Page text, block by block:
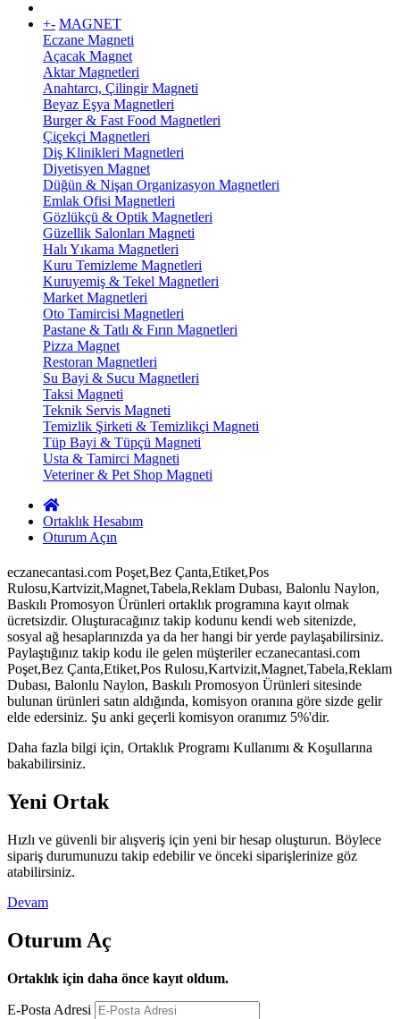
+- MAGNET
Eczane Magneti
Açacak Magnet
Aktar Magnetleri
Anahtarcı, Çilingir Magneti
Beyaz Eşya Magnetleri
Burger & Fast Food Magnetleri
Çiçekçi Magnetleri
Diş Klinikleri Magnetleri
Diyetisyen Magnet
Düğün & Nişan Organizasyon Magnetleri
Emlak Ofisi Magnetleri
Gözlükçü & Optik Magnetleri
Güzellik Salonları Magneti
Halı Yıkama Magnetleri
Kuru Temizleme Magnetleri
Kuruyemiş & Tekel Magnetleri
Market Magnetleri
Oto Tamircisi Magnetleri
Pastane & Tatlı & Fırın Magnetleri
Pizza Magnet
Restoran Magnetleri
Su Bayi & Sucu Magnetleri
Taksi Magneti
Teknik Servis Magneti
Temizlik Şirketi & Temizlikçi Magneti
Tüp Bayi & Tüpçü Magneti
Usta & Tamirci Magneti
Veteriner & Pet Shop Magneti
Ortaklık Hesabım
Oturum Açın
eczanecantasi.com Poşet,Bez Çanta,Etiket,Pos
Rulosu,Kartvizit,Magnet,Tabela,Reklam Dubası, Balonlu Naylon,
Baskılı Promosyon Ürünleri ortaklık programına kayıt olmak
ücretsizdir. Oluşturacağınız takip kodunu kendi web sitenizde,
sosyal ağ hesaplarınızda ya da her hangi bir yerde paylaşabilirsiniz.
Paylaştığınız takip kodu ile gelen müşteriler eczanecantasi.com
Poşet,Bez Çanta,Etiket,Pos Rulosu,Kartvizit,Magnet,Tabela,Reklam
Dubası, Balonlu Naylon, Baskılı Promosyon Ürünleri sitesinde
bulunan ürünleri satın aldığında, komisyon oranına göre sizde gelir
elde edersiniz. Şu anki geçerli komisyon oranımız 5%'dir.
Daha fazla bilgi için, Ortaklık Programı Kullanımı & Koşullarına
bakabilirsiniz.
Yeni Ortak
Hızlı ve güvenli bir alışveriş için yeni bir hesap oluşturun. Böylece
sipariş durumunuzu takip edebilir ve önceki siparişlerinize göz
atabilirsiniz.
Devam
Oturum Aç
Ortaklık için daha önce kayıt oldum.
E-Posta Adresi